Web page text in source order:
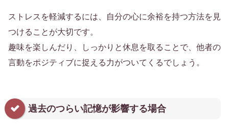
ストレスを軽減するには、自分の心に余裕を持つ方法を見
つけることが大切です。
趣味を楽しんだり、しっかりと休息を取ることで、他者の
言動をポジティブに捉える力がついてくるでしょう。
過去のつらい記憶が影響する場合